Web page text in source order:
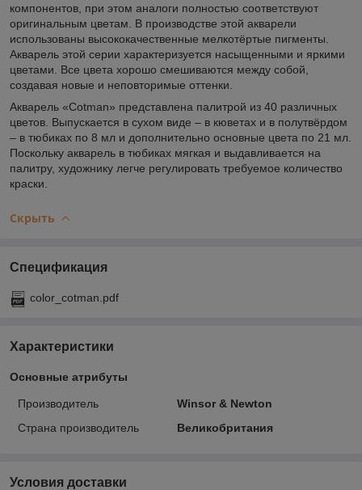
компонентов, при этом аналоги полностью соответствуют
оригинальным цветам. В производстве этой акварели
использованы высококачественные мелкотёртые пигменты.
Акварель этой серии характеризуется насыщенными и яркими
цветами. Все цвета хорошо смешиваются между собой,
создавая новые и неповторимые оттенки.
Акварель «Cotman» представлена палитрой из 40 различных
цветов. Выпускается в сухом виде – в кюветах и в полутвёрдом
– в тюбиках по 8 мл и дополнительно основные цвета по 21 мл.
Поскольку акварель в тюбиках мягкая и выдавливается на
палитру, художнику легче регулировать требуемое количество
краски.
Скрыть
Спецификация
color_cotman.pdf
Характеристики
Основные атрибуты
Производитель
Winsor & Newton
Страна производитель
Великобритания
Условия доставки